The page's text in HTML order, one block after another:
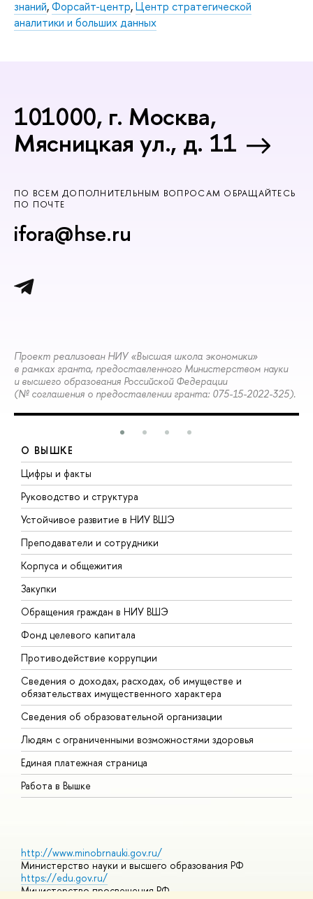
знаний,Форсайт-центр,Центр стратегической
аналитики и больших данных
101000, г. Москва,
Мясницкая ул., д. 11
ПО ВСЕМ ДОПОЛНИТЕЛЬНЫМ ВОПРОСАМ ОБРАЩАЙТЕСЬ
ПО ПОЧТЕ
ifora@hse.ru
Проект реализован НИУ «Высшая школа экономики»
в рамках гранта, предоставленного Министерством науки
и высшего образования Российской Федерации
(№ соглашения о предоставлении гранта: 075-15-2022-325).
О ВЫШКЕ
Цифры и факты
Руководство и структура
Устойчивое развитие в НИУ ВШЭ
Преподаватели и сотрудники
Корпуса и общежития
Закупки
Обращения граждан в НИУ ВШЭ
Фонд целевого капитала
Противодействие коррупции
Сведения о доходах, расходах, об имуществе и
обязательствах имущественного характера
Сведения об образовательной организации
Людям с ограниченными возможностями здоровья
Единая платежная страница
Работа в Вышке
http://www.minobrnauki.gov.ru/
Министерство науки и высшего образования РФ
https://edu.gov.ru/
Министерство просвещения РФ